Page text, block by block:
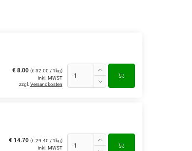
€ 8.00 (€ 32.00 / 1kg)
inkl. MWST
zzgl. Versandkosten
€ 14.70 (€ 29.40 / 1kg)
inkl. MWST